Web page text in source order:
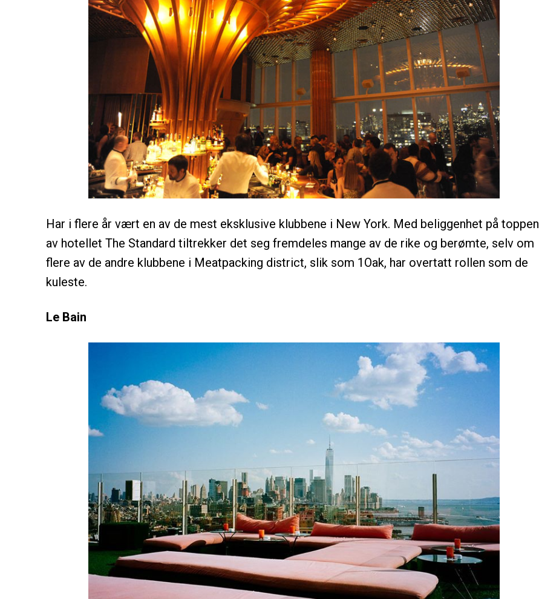
Har i flere år vært en av de mest eksklusive klubbene i New York. Med beliggenhet på toppen
av hotellet The Standard tiltrekker det seg fremdeles mange av de rike og berømte, selv om
flere av de andre klubbene i Meatpacking district, slik som 1Oak, har overtatt rollen som de
kuleste.
Le Bain